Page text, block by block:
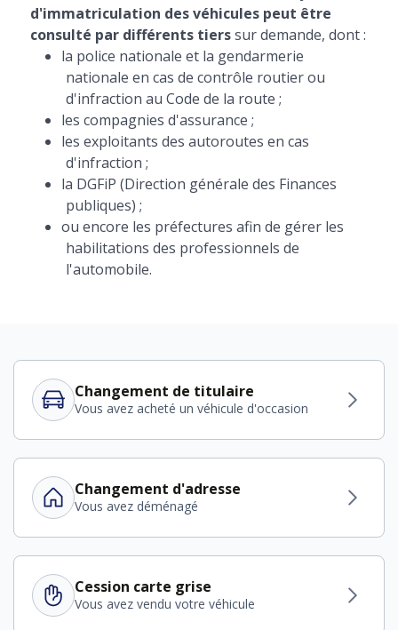
d'immatriculation des véhicules peut être
consulté par différents tierssur demande, dont :
la police nationale et la gendarmerie
nationale en cas de contrôle routier ou
d'infraction au Code de la route ;
les compagnies d'assurance ;
les exploitants des autoroutes en cas
d'infraction ;
la DGFiP (Direction générale des Finances
publiques) ;
ou encore les préfectures afin de gérer les
habilitations des professionnels de
l'automobile.
Changement de titulaire
Vous avez acheté un véhicule d'occasion
Changement d'adresse
Vous avez déménagé
Cession carte grise
Vous avez vendu votre véhicule